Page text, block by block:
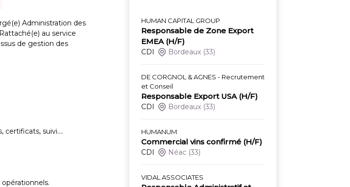
Administration des
au service
de gestion des
certificats, suivi....
HUMAN CAPITAL GROUP
Responsable de Zone Export
EMEA (H/F)
CDI Bordeaux (33)
DE CORGNOL & AGNES - Recrutement
et Conseil
Responsable Export USA (H/F)
CDI Bordeaux (33)
HUMANUM
Commercial vins confirmé (H/F)
CDI Néac (33)
VIDAL ASSOCIATES